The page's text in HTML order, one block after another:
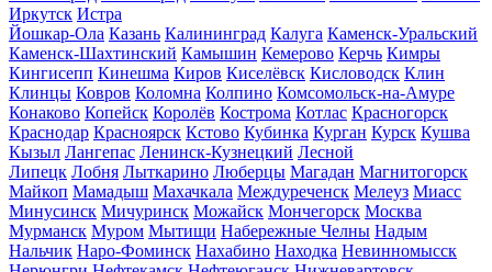
Иркутск Истра
Йошкар-Ола Казань Калининград Калуга Каменск-Уральский
Каменск-Шахтинский Камышин Кемерово Керчь Кимры
Кингисепп Кинешма Киров Киселёвск Кисловодск Клин
Клинцы Ковров Коломна Колпино Комсомольск-на-Амуре
Конаково Копейск Королёв Кострома Котлас Красногорск
Краснодар Красноярск Кстово Кубинка Курган Курск Кушва
Кызыл Лангепас Ленинск-Кузнецкий Лесной
Липецк Лобня Лыткарино Люберцы Магадан Магнитогорск
Майкоп Мамадыш Махачкала Междуреченск Мелеуз Миасс
Минусинск Мичуринск Можайск Мончегорск Москва
Мурманск Муром Мытищи Набережные Челны Надым
Нальчик Наро-Фоминск Нахабино Находка Невинномысск